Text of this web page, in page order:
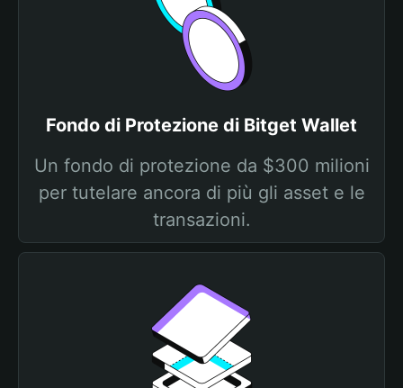
Fondo di Protezione di Bitget Wallet
Un fondo di protezione da $300 milioni
per tutelare ancora di più gli asset e le
transazioni.